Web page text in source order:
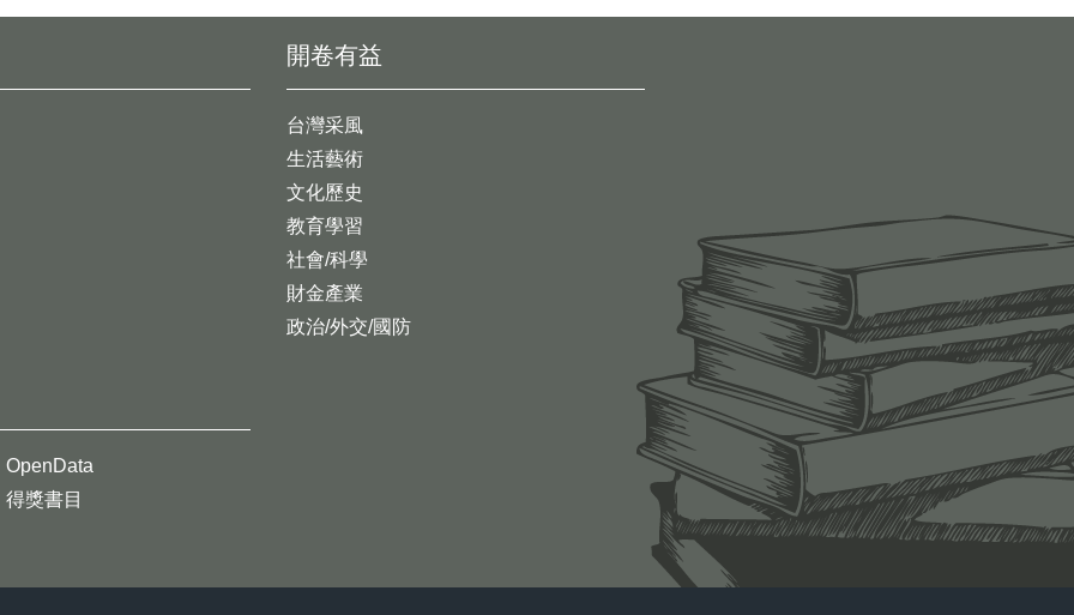
開卷有益
台灣采風
生活藝術
文化歷史
教育學習
社會/科學
財金產業
政治/外交/國防
OpenData
得獎書目